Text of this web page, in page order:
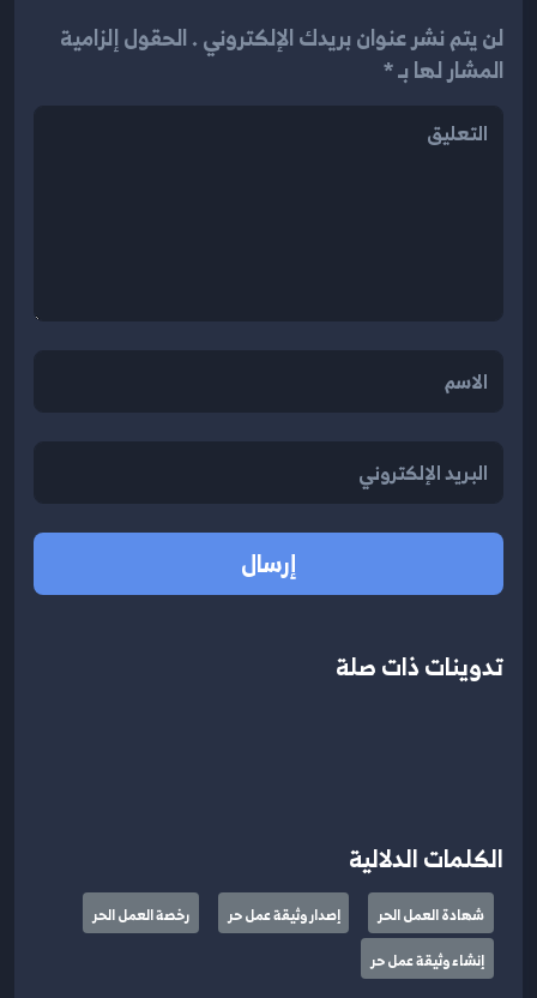
لن يتم نشر عنوان بريدك الإلكتروني . الحقول إلزامية
المشار لها بـ *
إرسال
تدوينات ذات صلة
الكلمات الدلالية
شهادة العمل الحر إصدار وثيقة عمل حر
رخصة العمل الحر
إنشاء وثيقة عمل حر